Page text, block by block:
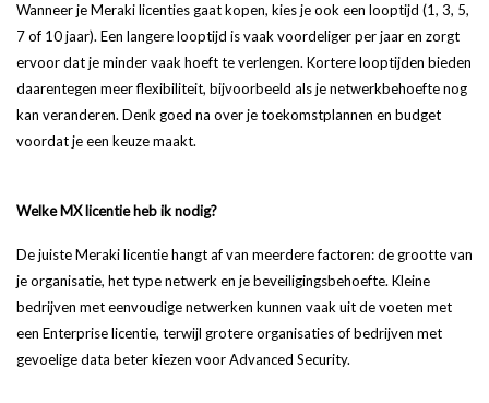
Wanneer je Meraki licenties gaat kopen, kies je ook een looptijd (1, 3, 5,
7 of 10 jaar). Een langere looptijd is vaak voordeliger per jaar en zorgt
ervoor dat je minder vaak hoeft te verlengen. Kortere looptijden bieden
daarentegen meer flexibiliteit, bijvoorbeeld als je netwerkbehoefte nog
kan veranderen. Denk goed na over je toekomstplannen en budget
voordat je een keuze maakt.
Welke MX licentie heb ik nodig?
De juiste Meraki licentie hangt af van meerdere factoren: de grootte van
je organisatie, het type netwerk en je beveiligingsbehoefte. Kleine
bedrijven met eenvoudige netwerken kunnen vaak uit de voeten met
een Enterprise licentie, terwijl grotere organisaties of bedrijven met
gevoelige data beter kiezen voor Advanced Security.